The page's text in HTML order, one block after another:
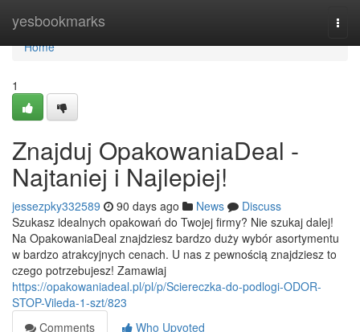
yesbookmarks
Home
Home
1
Znajduj OpakowaniaDeal -
Najtaniej i Najlepiej!
jessezpky332589 90 days ago News
Discuss
Szukasz idealnych opakowań do Twojej firmy? Nie szukaj dalej!
Na OpakowaniaDeal znajdziesz bardzo duży wybór asortymentu
w bardzo atrakcyjnych cenach. U nas z pewnością znajdziesz to
czego potrzebujesz! Zamawiaj
https://opakowaniadeal.pl/pl/p/Sciereczka-do-podlogi-ODOR-
STOP-Vileda-1-szt/823
Comments
Who Upvoted